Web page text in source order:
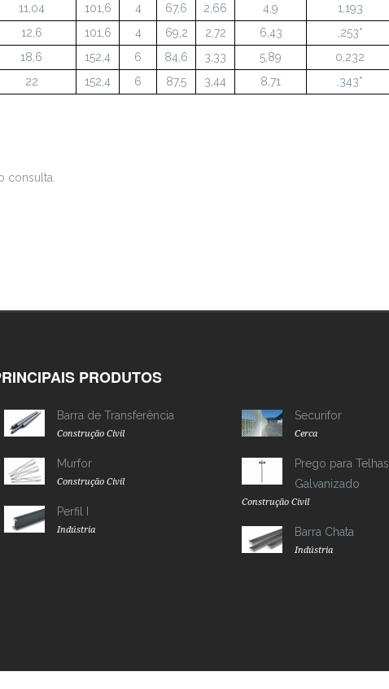
11,04 101,6 4 67,6 2,66 4,9
1,193
12,6 101,6 4 69,2 2,72 6,43
,253*
18,6 152,4 6 84,6 3,33 5,89
0,232
22 152,4 6 87,5 3,44 8,71 ,343*
consulta.
PRODUTOS
Barra de Transferência
Construção Civil
Murfor
Construção Civil
Perfil I
Indústria
Securifor
Cerca
Prego para Telhas
Galvanizado
Construção Civil
Barra Chata
Indústria